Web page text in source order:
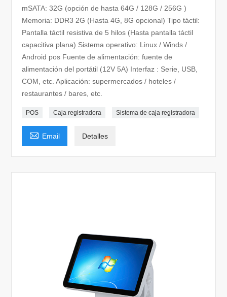
mSATA: 32G (opción de hasta 64G / 128G / 256G )
Memoria: DDR3 2G (Hasta 4G, 8G opcional) Tipo táctil:
Pantalla táctil resistiva de 5 hilos (Hasta pantalla táctil
capacitiva plana) Sistema operativo: Linux / Winds /
Android pos Fuente de alimentación: fuente de
alimentación del portátil (12V 5A) Interfaz : Serie, USB,
COM, etc. Aplicación: supermercados / hoteles /
restaurantes / bares, etc.
POS Caja registradora Sistema de caja registradora
 Email Detalles